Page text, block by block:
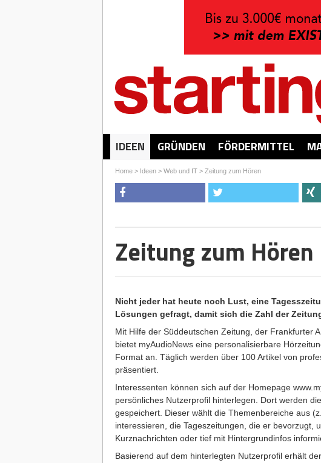
IDEEN GRÜNDEN FÖRDERMITTEL
Home> Ideen> Web und IT> Zeitung zum Hören
Zeitung zum Hören
Nicht jeder hat heute noch Lust, eine
Lösungen gefragt, damit sich die Zahl der
Mit Hilfe der Süddeutschen Zeitung, der Frankfurter
bietet myAudioNews eine personalisierbare
Format an. Täglich werden über 100 Artikel von
präsentiert.
Interessenten können sich auf der Homepage
persönliches Nutzerprofil hinterlegen. Dort werden
gespeichert. Dieser wählt die Themenbereiche aus
interessieren, die Tageszeitungen, die er bevorzugt,
Kurznachrichten oder tief mit Hintergrundinfos
Basierend auf dem hinterlegten Nutzerprofil erhält